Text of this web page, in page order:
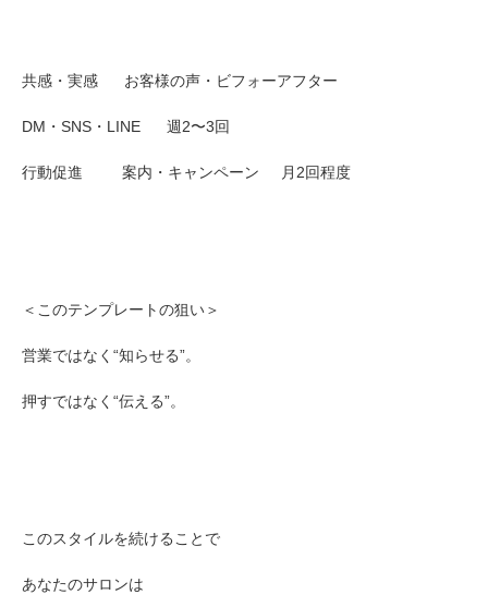
共感・実感 お客様の声・ビフォーアフター
DM・SNS・LINE 週2〜3回
行動促進 案内・キャンペーン 月2回程度
＜このテンプレートの狙い＞
営業ではなく“知らせる”。
押すではなく“伝える”。
このスタイルを続けることで
あなたのサロンは